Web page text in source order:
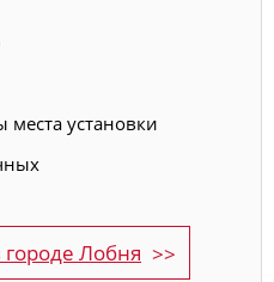
установки
Лобня